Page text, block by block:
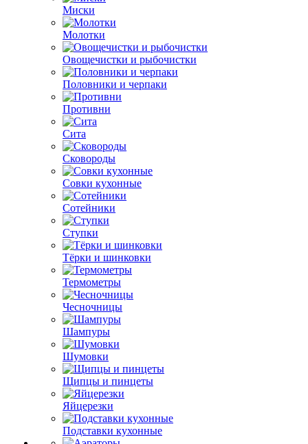
Миски
Молотки
Овощечистки и рыбочистки
Половники и черпаки
Противни
Сита
Сковороды
Совки кухонные
Сотейники
Ступки
Тёрки и шинковки
Термометры
Чесночницы
Шампуры
Шумовки
Щипцы и пинцеты
Яйцерезки
Подставки кухонные